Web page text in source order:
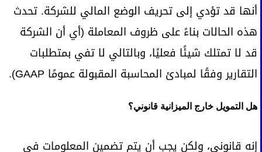
أنها قد تؤدي إلى تحريف الوضع المالي للشركة. تحدث
هذه الحالات بناءً على ظروف المعاملة (أي أن الشركة
قد لا تمتلك شيئًا فعليًا، وبالتالي لا تفي بمتطلبات
التقارير وفقًا لمبادئ المحاسبة المقبولة عمومًا GAAP).
هل التمويل خارج الميزانية قانوني؟
إنه قانوني، ولكن يجب أن يتم تضمين المعلومات في